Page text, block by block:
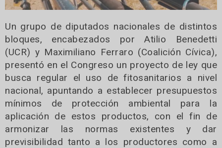
Un grupo de diputados nacionales de distintos
bloques, encabezados por Atilio Benedetti
(UCR) y Maximiliano Ferraro (Coalición Cívica),
presentó en el Congreso un proyecto de ley que
busca regular el uso de fitosanitarios a nivel
nacional, apuntando a establecer presupuestos
mínimos de protección ambiental para la
aplicación de estos productos, con el fin de
armonizar las normas existentes y dar
previsibilidad tanto a los productores como a